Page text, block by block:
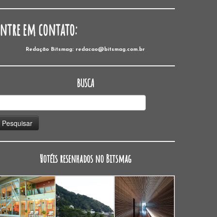
em contato:
Redação Bitsmag: redacao@bitsmag.com.br
BUSCA
Hotéis resenhados no Bitsmag